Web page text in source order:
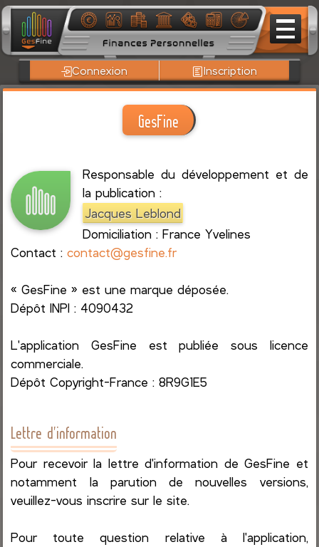
Connexion Inscription
GesFine
Responsable du développement et de
la publication :
Jacques Leblond
Domiciliation : France Yvelines
Contact :contact@gesfine.fr
« GesFine » est une marque déposée.
Dépôt INPI : 4090432
L'application GesFine est publiée sous licence
commerciale.
Dépôt Copyright-France : 8R9G1E5
Lettre d'information
Pour recevoir la lettre d'information de GesFine et
notamment la parution de nouvelles versions,
veuillez-vous inscrire sur le site.
Pour toute question relative à l'application,